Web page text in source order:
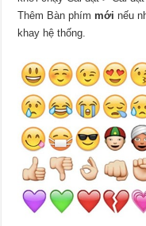
Thêm Bàn phímmới nếu
khay hệ thống.